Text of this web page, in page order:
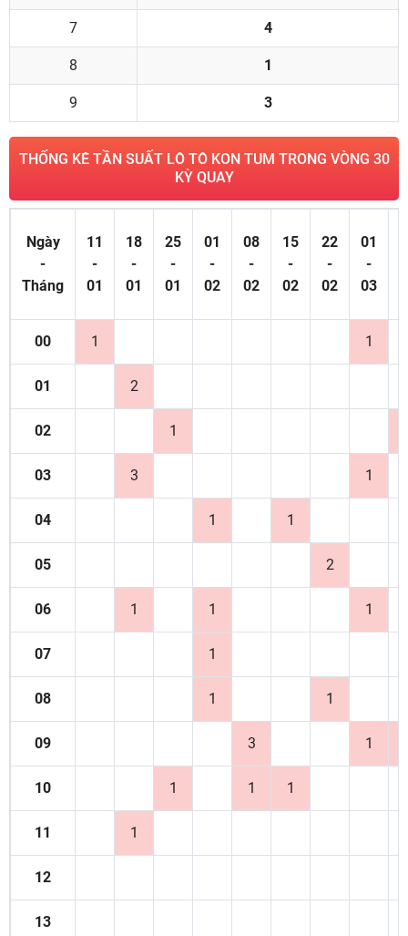
7 4
8 1
9 3
THỐNG KÊ TẦN SUẤT LÔ TÔ KON TUM TRONG VÒNG 30
KỲ QUAY
Ngày
-
Tháng
11
-
01
18
-
01
25
-
01
01
-
02
08
-
02
15
-
02
22
-
02
01
-
03
00 1 1
01 2
02 1
03 3 1
04 1 1
05 2
06 1 1 1
07 1
08 1 1
09 3 1
10 1 1 1
11 1
12
13